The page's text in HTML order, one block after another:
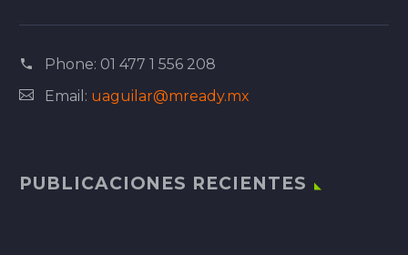
Phone: 01 477 1 556 208
Email: uaguilar@mready.mx
PUBLICACIONES RECIENTES